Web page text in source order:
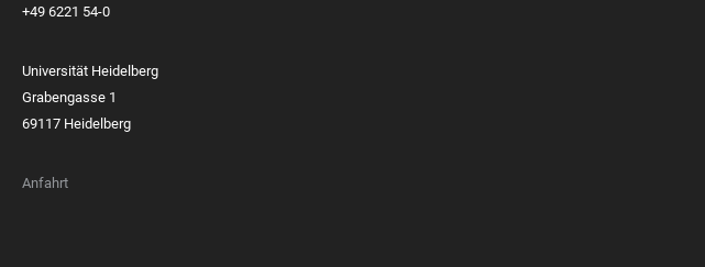
+49 6221 54-0
Universität Heidelberg
Grabengasse 1
69117 Heidelberg
Anfahrt